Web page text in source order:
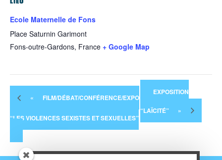
LIEU
Ecole Maternelle de Fons
Place Saturnin Garimont
Fons-outre-Gardons, France + Google Map
« FILM/DÉBAT/CONFÉRENCE/EXPO
“LES VIOLENCES SEXISTES ET SEXUELLES”
EXPOSITION
“LAÏCITÉ” »